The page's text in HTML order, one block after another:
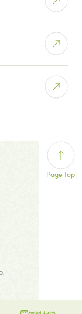
Page top